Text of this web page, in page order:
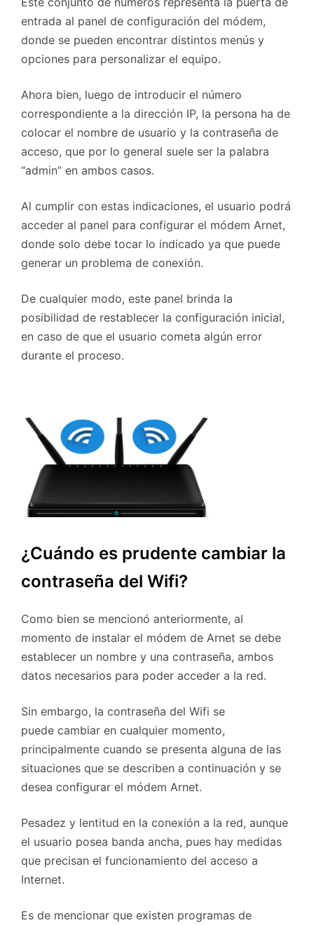
entrada al panel de configuración del módem,
donde se pueden encontrar distintos menús y
opciones para personalizar el equipo.
Ahora bien, luego de introducir el número
correspondiente a la dirección IP, la persona ha de
colocar el nombre de usuario y la contraseña de
acceso, que por lo general suele ser la palabra
“admin” en ambos casos.
Al cumplir con estas indicaciones, el usuario podrá
acceder al panel para configurar el módem Arnet,
donde solo debe tocar lo indicado ya que puede
generar un problema de conexión.
De cualquier modo, este panel brinda la
posibilidad de restablecer la configuración inicial,
en caso de que el usuario cometa algún error
durante el proceso.
¿Cuándo es prudente cambiar la
contraseña del Wifi?
Como bien se mencionó anteriormente, al
momento de instalar el módem de Arnet se debe
establecer un nombre y una contraseña, ambos
datos necesarios para poder acceder a la red.
Sin embargo, la contraseña del Wifi se
puede cambiar en cualquier momento,
principalmente cuando se presenta alguna de las
situaciones que se describen a continuación y se
desea configurar el módem Arnet.
Pesadez y lentitud en la conexión a la red, aunque
el usuario posea banda ancha, pues hay medidas
que precisan el funcionamiento del acceso a
Internet.
Es de mencionar que existen programas de